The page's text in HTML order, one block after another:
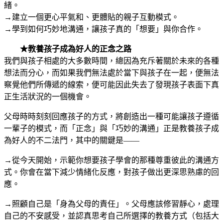
緒。
→建立一個更心平氣和、更體貼的親子互動模式。
→學到如何巧妙地溝通，讓孩子真的「想要」與你合作。
★教養孩子成為好人的正念之路
我們與孩子相處的大多數時間，總因為充斥著關於未來的各種
想法而分心，而如果我們無法處於當下與孩子在一起，便無法
察覺他們所傳遞的線索，便可能因此失去了發現孩子表面下真
正生活狀況的一個機會。
父母時時刻刻回應孩子的方式，將創造出一種可能讓孩子遵循
一輩子的模式，而「正念」與「巧妙的溝通」正是教養孩子成
為好人的不二法門，其中的關鍵是——
→從今天開始，示範你想要孩子學會的那種尊重彼此的溝通方
式。你會在當下減少情緒化反應，對孩子做出更深思熟慮的回
應。
→照顧自己是「身為父母的責任」。父母應該修習靜心，處理
自己的不安感受，並認真思考自己所選擇的教養方式（包括大